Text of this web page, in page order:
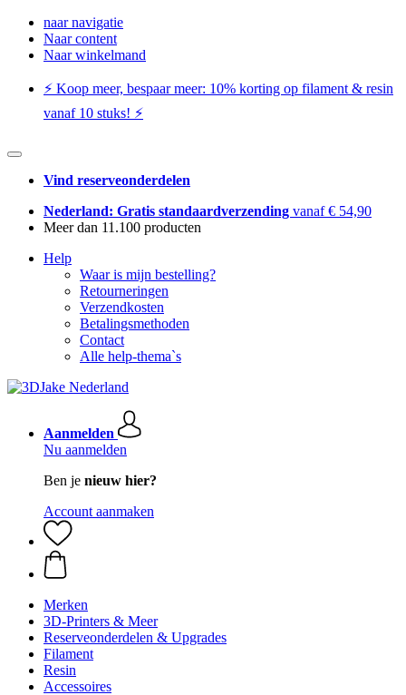
naar navigatie
Naar content
Naar winkelmand
⚡️ Koop meer, bespaar meer: ​​10% korting op filament & resin
vanaf 10 stuks! ⚡️
Vind reserveonderdelen
Nederland: Gratis standaardverzending vanaf € 54,90
Meer dan 11.100 producten
Help
Waar is mijn bestelling?
Retourneringen
Verzendkosten
Betalingsmethoden
Contact
Alle help-thema`s
Aanmelden
Nu aanmelden
Ben je nieuw hier?
Account aanmaken
Merken
3D-Printers & Meer
Reserveonderdelen & Upgrades
Filament
Resin
Accessoires